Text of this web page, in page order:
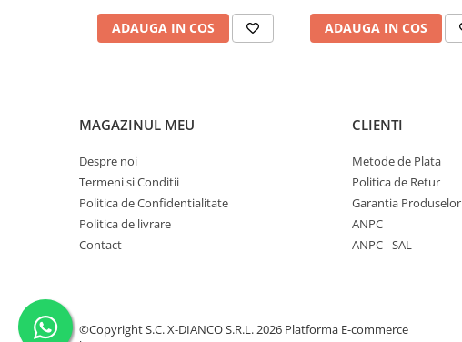
ADAUGA IN COS ADAUGA IN COS
MAGAZINUL MEU
Despre noi
Termeni si Conditii
Politica de Confidentialitate
Politica de livrare
Contact
CLIENTI
Metode de Plata
Politica de Retur
Garantia Produselor
ANPC
ANPC - SAL
©Copyright S.C. X-DIANCO S.R.L. 2026 Platforma E-commerce